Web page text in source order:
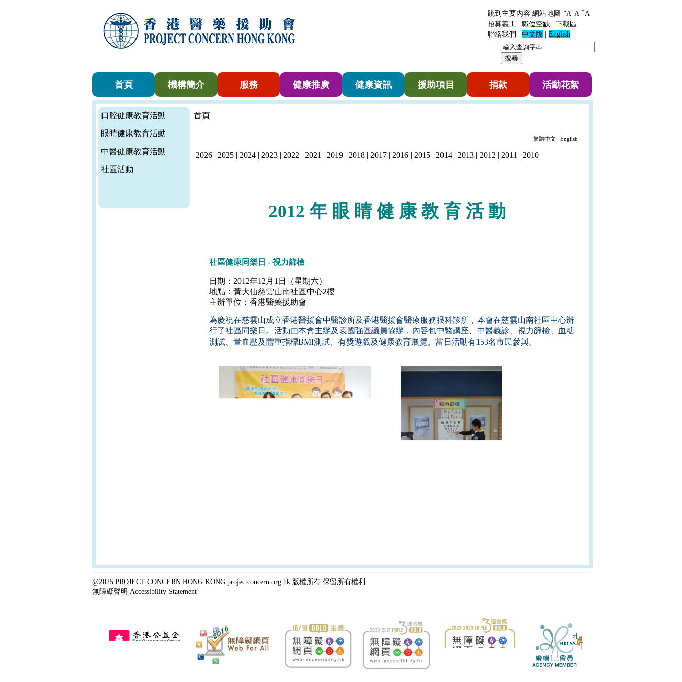
跳到主要內容 網站地圖 -A A +A
招募義工 | 職位空缺 | 下載區
聯絡我們
中文版 English
首頁 機構簡介 服務 健康推廣 健康資訊 援助項目 捐款 活動花絮
口腔健康教育活動
眼睛健康教育活動
中醫健康教育活動
社區活動
首頁
繁體中文 English
2026 | 2025 | 2024 | 2023 | 2022 | 2021 | 2019 | 2018 | 2017 | 2016 | 2015 | 2014 | 2013 | 2012 | 2011 | 2010
2012 年 眼 睛 健 康 教 育 活 動
社區健康同樂日 - 視力篩檢
日期：2012年12月1日（星期六）
地點：黃大仙慈雲山南社區中心2樓
主辦單位：香港醫藥援助會
為慶祝在慈雲山成立香港醫援會中醫診所及香港醫援會醫療服務眼科診所，本會在慈雲山南社區中心辦
行了社區同樂日。活動由本會主辦及袁國強區議員協辦，內容包中醫講座、中醫義診、視力篩檢、血糖
測試、量血壓及體重指標BMI測試、有獎遊戲及健康教育展覽。當日活動有153名市民參與。
@2025 PROJECT CONCERN HONG KONG projectconcern.org.hk 版權所有.保留所有權利
無障礙聲明 Accessibility Statement